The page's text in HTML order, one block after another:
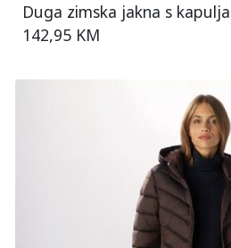
Duga zimska jakna s
142,95 KM